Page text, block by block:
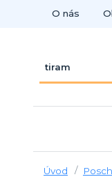
O nás
Úvod